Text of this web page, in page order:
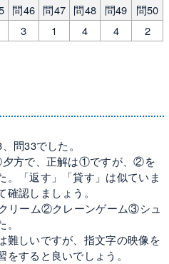
問46 問47 問48 問49
問50
3 1 4 4 2
問33でした。
方で、正解は①ですが、②を
。「返す」「貸す」は似ていま
認しましょう。
リーム②クレーンゲーム③シュ
難しいですが、指文字の映像を
すると良いでしょう。